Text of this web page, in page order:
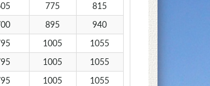
775
815
895
940
1005
1055
1005
1055
1005
1055